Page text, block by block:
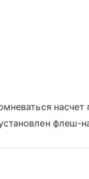
насчет
флеш-